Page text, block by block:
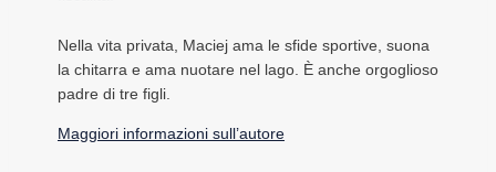
Nella vita privata, Maciej ama le sfide sportive, suona
la chitarra e ama nuotare nel lago. È anche orgoglioso
padre di tre figli.
Maggiori informazioni sull’autore